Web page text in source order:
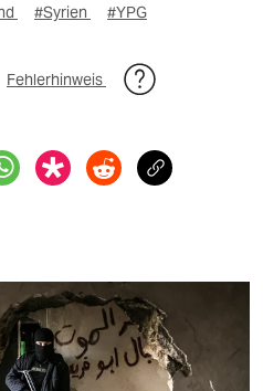
#Syrien #YPG
Fehlerhinweis